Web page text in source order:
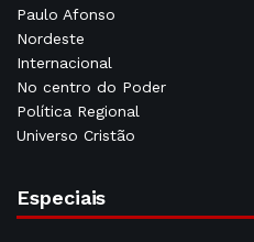
Paulo Afonso
Nordeste
Internacional
No centro do Poder
Política Regional
Universo Cristão
Especiais